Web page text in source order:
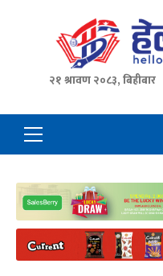
२१ श्रावण २०८३, बिहीबार
Primary
Menu